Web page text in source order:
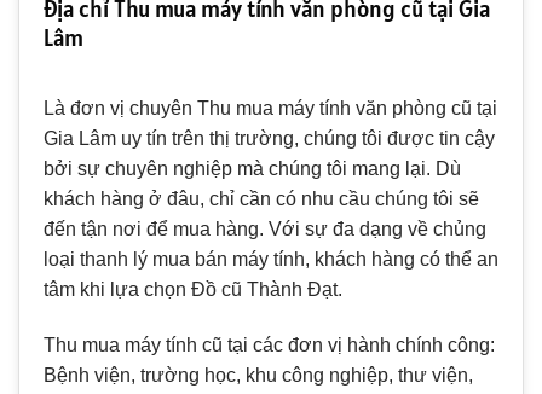
Địa chỉ Thu mua máy tính văn phòng cũ tại Gia
Lâm
Là đơn vị chuyên Thu mua máy tính văn phòng cũ tại
Gia Lâm uy tín trên thị trường, chúng tôi được tin cậy
bởi sự chuyên nghiệp mà chúng tôi mang lại. Dù
khách hàng ở đâu, chỉ cần có nhu cầu chúng tôi sẽ
đến tận nơi để mua hàng. Với sự đa dạng về chủng
loại thanh lý mua bán máy tính, khách hàng có thể an
tâm khi lựa chọn Đồ cũ Thành Đạt.
Thu mua máy tính cũ tại các đơn vị hành chính công:
Bệnh viện, trường học, khu công nghiệp, thư viện,